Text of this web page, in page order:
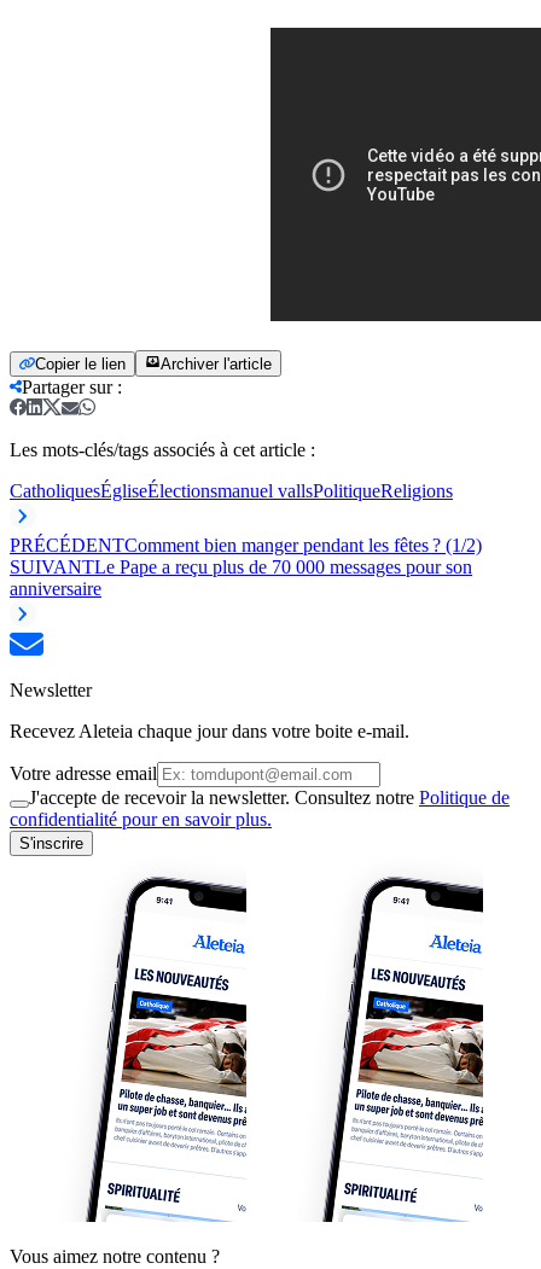
Copier le lien Archiver l'article
Partager sur:
Les mots-clés/tags associés à cet article :
CatholiquesÉgliseÉlectionsmanuel vallsPolitiqueReligions
PRÉCÉDENTComment bien manger pendant les fêtes ? (1/2)
SUIVANTLe Pape a reçu plus de 70 000 messages pour son
anniversaire
Newsletter
Recevez Aleteia chaque jour dans votre boite e-mail.
Votre adresse email
J'accepte de recevoir la newsletter. Consultez notre Politique de
confidentialité pour en savoir plus.
S'inscrire
Vous aimez notre contenu ?